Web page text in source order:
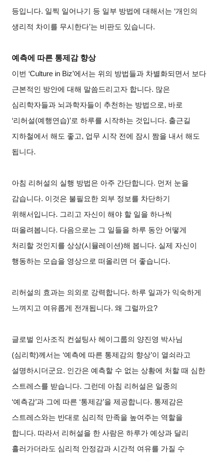
등입니다. 일찍 일어나기 등 일부 방법에 대해서는 ‘개인의
생리적 차이를 무시한다’는 비판도 있습니다.
예측에 따른 통제감 향상
이번 ‘Culture in Biz’에서는 위의 방법들과 차별화되면서 보다
근본적인 방안에 대해 말씀드리고자 합니다. 많은
심리학자들과 뇌과학자들이 추천하는 방법으로, 바로
‘리허설(예행연습)’로 하루를 시작하는 것입니다. 출근길
지하철에서 해도 좋고, 업무 시작 전에 잠시 짬을 내서 해도
됩니다.
아침 리허설의 실행 방법은 아주 간단합니다. 먼저 눈을
감습니다. 이것은 불필요한 외부 정보를 차단하기
위해서입니다. 그리고 자신이 해야 할 일을 하나씩
떠올려봅니다. 다음으로는 그 일들을 하루 동안 어떻게
처리할 것인지를 상상(시뮬레이션)해 봅니다. 실제 자신이
행동하는 모습을 영상으로 떠올리면 더 좋습니다.
리허설의 효과는 의외로 강력합니다. 하루 일과가 익숙하게
느껴지고 여유롭게 전개됩니다. 왜 그럴까요?
글로벌 인사조직 컨설팅사 헤이그룹의 양진영 박사님
(심리학)께서는 ‘예측에 따른 통제감의 향상’이 열쇠라고
설명하시더군요. 인간은 예측할 수 없는 상황에 처할 때 심한
스트레스를 받습니다. 그런데 아침 리허설은 일종의
‘예측감’과 그에 따른 ‘통제감’을 제공합니다. 통제감은
스트레스와는 반대로 심리적 만족을 높여주는 역할을
합니다. 따라서 리허설을 한 사람은 하루가 예상과 달리
흘러가더라도 심리적 안정감과 시간적 여유를 가질 수